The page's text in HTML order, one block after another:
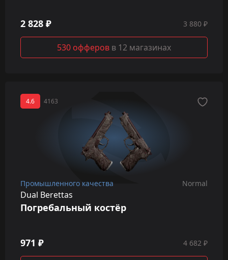
2 828 ₽ 3 880 ₽
530 офферов в 12 магазинах
4.6 4163
Промышленного качества Normal
Dual Berettas
Погребальный костёр
971 ₽ 4 682 ₽